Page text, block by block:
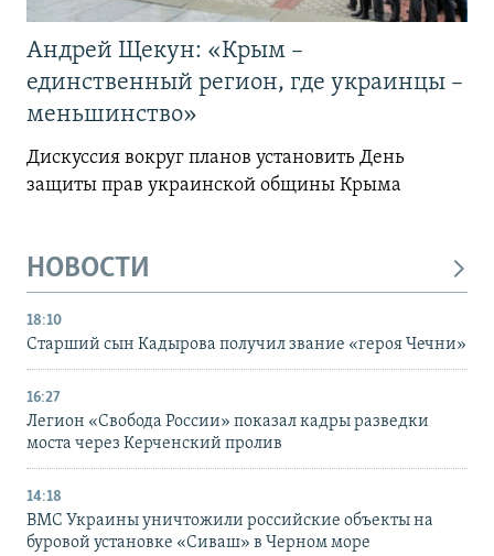
Андрей Щекун: «Крым –
единственный регион, где украинцы –
меньшинство»
Дискуссия вокруг планов установить День
защиты прав украинской общины Крыма
НОВОСТИ
18:10
Старший сын Кадырова получил звание «героя Чечни»
16:27
Легион «Свобода России» показал кадры разведки
моста через Керченский пролив
14:18
ВМС Украины уничтожили российские объекты на
буровой установке «Сиваш» в Черном море